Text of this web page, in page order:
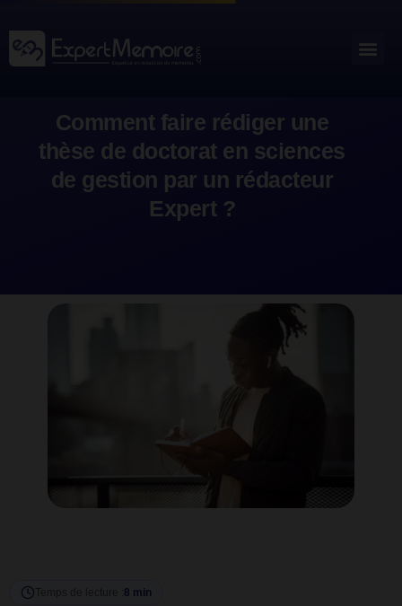
au
contenu
Comment faire rédiger une
thèse de doctorat en sciences
de gestion par un rédacteur
Expert ?
Temps de lecture : 8 min